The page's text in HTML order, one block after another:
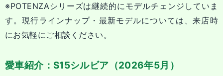
※POTENZAシリーズは継続的にモデルチェンジしていま
す。現行ラインナップ・最新モデルについては、来店時
にお気軽にご相談ください。
愛車紹介：S15シルビア（2026年5月）